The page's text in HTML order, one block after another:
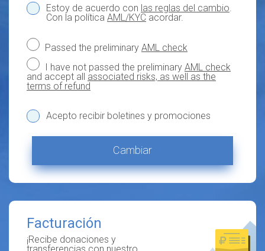
Estoy de acuerdo con las reglas del cambio.
Con la política AML/KYC acordar.
Passed the preliminary AML check
I have not passed the preliminary AML check
and accept all associated risks, as well as the
terms of refund
Acepto recibir boletines y promociones
Cambiar
Facturación
¡Recibe donaciones y